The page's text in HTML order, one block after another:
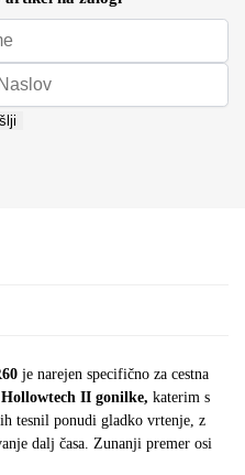
je narejen specifično za cestna
Hollowtech II gonilke, katerim s
tesnil ponudi gladko vrtenje, z
dalj časa. Zunanji premer osi